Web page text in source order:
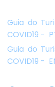
Guia do
COVID19 -
Guia do
COVID19 -